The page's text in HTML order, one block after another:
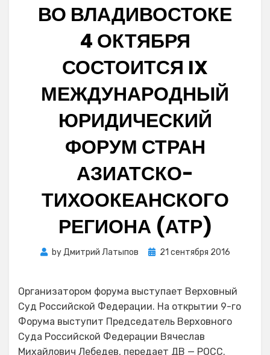
ВО ВЛАДИВОСТОКЕ
4 ОКТЯБРЯ
СОСТОИТСЯ IX
МЕЖДУНАРОДНЫЙ
ЮРИДИЧЕСКИЙ
ФОРУМ СТРАН
АЗИАТСКО-
ТИХООКЕАНСКОГО
РЕГИОНА (АТР)
byДмитрий Латыпов
Posted
21 сентября 2016
Организатором форума выступает Верховный
Суд Российской Федерации. На открытии 9-го
Форума выступит Председатель Верховного
Суда Российской Федерации Вячеслав
Михайлович Лебедев, передает ДВ — РОСС.